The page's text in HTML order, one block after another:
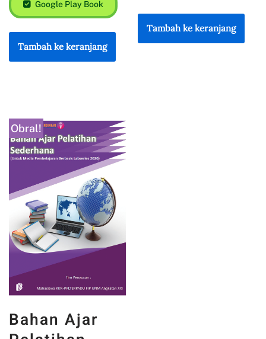
Google Play Book
Tambah ke keranjang
Tambah ke keranjang
Obral!
Bahan Ajar